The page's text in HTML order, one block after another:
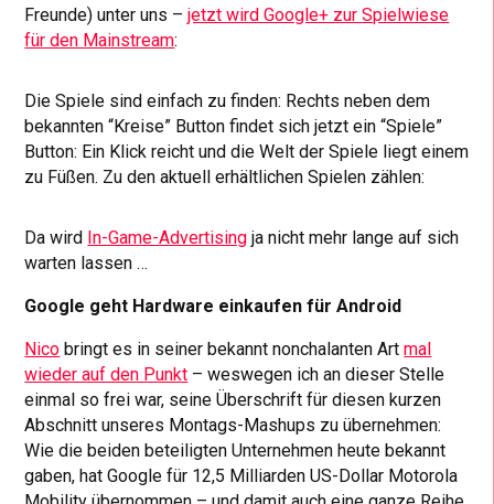
Freunde) unter uns –jetzt wird Google+ zur Spielwiese
für den Mainstream:
Die Spiele sind einfach zu finden: Rechts neben dem
bekannten “Kreise” Button findet sich jetzt ein “Spiele”
Button: Ein Klick reicht und die Welt der Spiele liegt einem
zu Füßen. Zu den aktuell erhältlichen Spielen zählen:
Da wird In-Game-Advertising ja nicht mehr lange auf sich
warten lassen …
Google geht Hardware einkaufen für Android
Nico bringt es in seiner bekannt nonchalanten Artmal
wieder auf den Punkt – weswegen ich an dieser Stelle
einmal so frei war, seine Überschrift für diesen kurzen
Abschnitt unseres Montags-Mashups zu übernehmen:
Wie die beiden beteiligten Unternehmen heute bekannt
gaben, hat Google für 12,5 Milliarden US-Dollar Motorola